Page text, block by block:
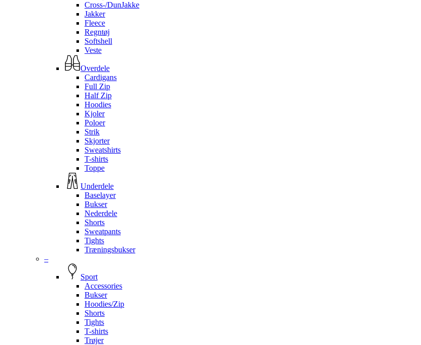
Cross-/DunJakke
Jakker
Fleece
Regntøj
Softshell
Veste
Overdele
Cardigans
Full Zip
Half Zip
Hoodies
Kjoler
Poloer
Strik
Skjorter
Sweatshirts
T-shirts
Toppe
Underdele
Baselayer
Bukser
Nederdele
Shorts
Sweatpants
Tights
Træningsbukser
–
Sport
Accessories
Bukser
Hoodies/Zip
Shorts
Tights
T-shirts
Trøjer